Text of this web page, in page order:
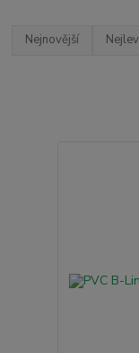
Nejnovější